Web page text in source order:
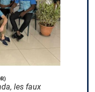
les faux